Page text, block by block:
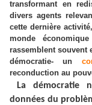
transformant en
divers agents
cette dernière
monde
rassemblent souvent
démocratie- un
reconduction au
La démocratie
données du